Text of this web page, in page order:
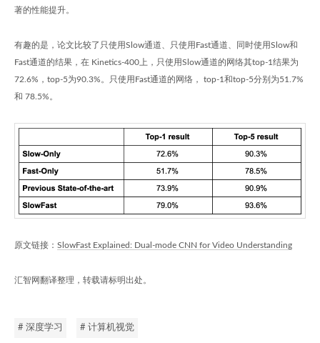
著的性能提升。
有趣的是，论文比较了只使用Slow通道、只使用Fast通道、同时使用Slow和
Fast通道的结果，在 Kinetics-400上，只使用Slow通道的网络其top-1结果为
72.6%，top-5为90.3%。只使用Fast通道的网络， top-1和top-5分别为51.7%
和 78.5%。
原文链接： SlowFast Explained: Dual-mode CNN for Video Understanding
汇智网翻译整理，转载请标明出处。
# 深度学习 # 计算机视觉